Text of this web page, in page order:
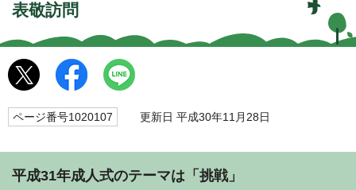
表敬訪問
ページ番号1020107 更新日 平成30年11月28日
平成31年成人式のテーマは「挑戦」